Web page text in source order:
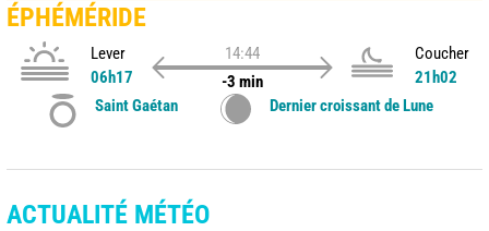
ÉPHÉMÉRIDE
Lever
06h17
14:44
-3 min
Coucher
21h02
Saint Gaétan
Dernier croissant de Lune
ACTUALITÉ MÉTÉO